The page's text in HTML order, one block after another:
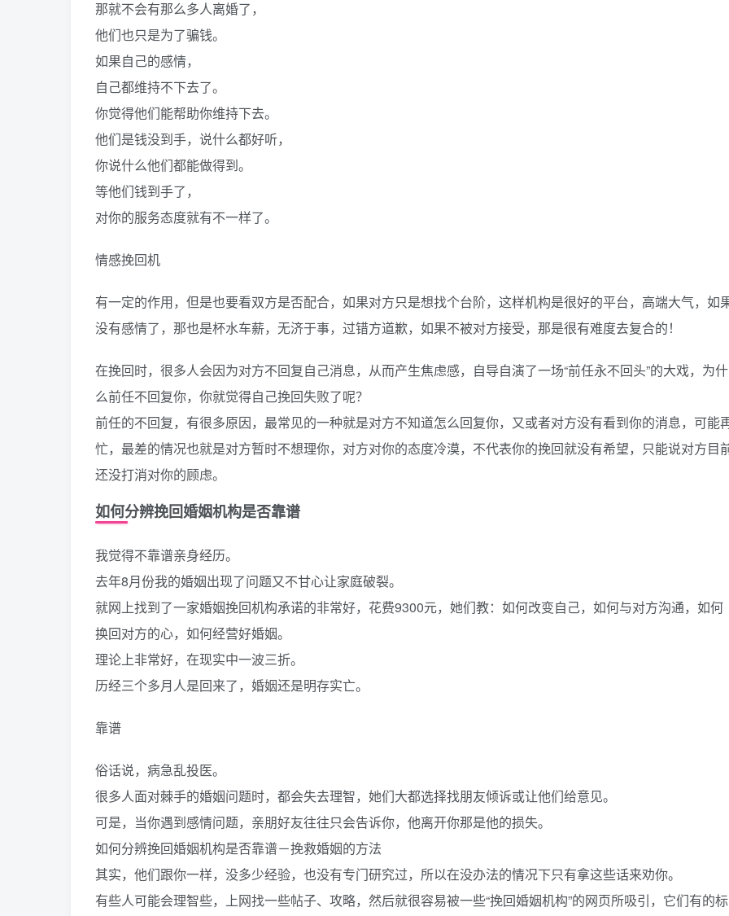
那就不会有那么多人离婚了，
他们也只是为了骗钱。
如果自己的感情，
自己都维持不下去了。
你觉得他们能帮助你维持下去。
他们是钱没到手，说什么都好听，
你说什么他们都能做得到。
等他们钱到手了，
对你的服务态度就有不一样了。
情感挽回机
有一定的作用，但是也要看双方是否配合，如果对方只是想找个台阶，这样机构是很好的平台，高端大气，如
没有感情了，那也是杯水车薪，无济于事，过错方道歉，如果不被对方接受，那是很有难度去复合的！
在挽回时，很多人会因为对方不回复自己消息，从而产生焦虑感，自导自演了一场“前任永不回头”的大戏，为什
么前任不回复你，你就觉得自己挽回失败了呢？
前任的不回复，有很多原因，最常见的一种就是对方不知道怎么回复你，又或者对方没有看到你的消息，可能
忙，最差的情况也就是对方暂时不想理你，对方对你的态度冷漠，不代表你的挽回就没有希望，只能说对方目
还没打消对你的顾虑。
如何分辨挽回婚姻机构是否靠谱
我觉得不靠谱亲身经历。
去年8月份我的婚姻出现了问题又不甘心让家庭破裂。
就网上找到了一家婚姻挽回机构承诺的非常好，花费9300元，她们教：如何改变自己，如何与对方沟通，如何
换回对方的心，如何经营好婚姻。
理论上非常好，在现实中一波三折。
历经三个多月人是回来了，婚姻还是明存实亡。
靠谱
俗话说，病急乱投医。
很多人面对棘手的婚姻问题时，都会失去理智，她们大都选择找朋友倾诉或让他们给意见。
可是，当你遇到感情问题，亲朋好友往往只会告诉你，他离开你那是他的损失。
如何分辨挽回婚姻机构是否靠谱－挽救婚姻的方法
其实，他们跟你一样，没多少经验，也没有专门研究过，所以在没办法的情况下只有拿这些话来劝你。
有些人可能会理智些，上网找一些帖子、攻略，然后就很容易被一些“挽回婚姻机构”的网页所吸引，它们有的标